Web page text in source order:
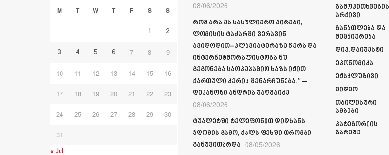
M T W T F S S
1 2
3 4 5 6 7 8 9
10 11 12 13 14 15 16
17 18 19 20 21 22 23
24 25 26 27 28 29 30
31
« Jul
08/06/2026
რომ არა ეს სასულიერო პირები,
ლომისის ტაძარში ვერავინ
ავიდოდით–კლავიატურაზე წერა და
ინტერნეტმორალისტობა ნუ
გეგონება საოკუპაციო ხაზს იქით
ქართული კერის შენარჩუნება.” –
დეკანოზი ანდრია ჯაღმაიძე
08/06/2026
ტუალეტში ტელეფონით დიდხანს
ჯდომის გამო, ქალს ფეხში თრომბი
განუვითარდა 08/05/2026
Გამოკითხვების
Არქივი
Განათლება Და
Მეცნიერება
Დიპ.დაიჯესტი
Ეკონომიკა
Ექსკლუზივი
Ვიდეო
Თბილისური
Ამბები
Კატეგორიის
Გარეშე